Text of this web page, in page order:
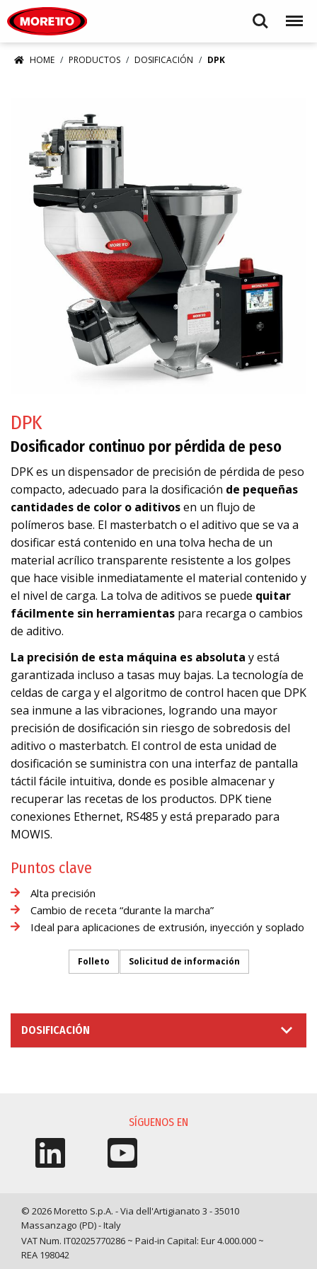
Search Menu
HOME PRODUCTOS DOSIFICACIÓN DPK
DPK
Dosificador continuo por pérdida de peso
DPK es un dispensador de precisión de pérdida de peso
compacto, adecuado para la dosificación de pequeñas
cantidades de color o aditivosen un flujo de
polímeros base. El masterbatch o el aditivo que se va a
dosificar está contenido en una tolva hecha de un
material acrílico transparente resistente a los golpes
que hace visible inmediatamente el material contenido y
el nivel de carga. La tolva de aditivos se puede quitar
fácilmente sin herramientas para recarga o cambios
de aditivo.
La precisión de esta máquina es absoluta y está
garantizada incluso a tasas muy bajas. La tecnología de
celdas de carga y el algoritmo de control hacen que DPK
sea inmune a las vibraciones, logrando una mayor
precisión de dosificación sin riesgo de sobredosis del
aditivo o masterbatch. El control de esta unidad de
dosificación se suministra con una interfaz de pantalla
táctil fácile intuitiva, donde es posible almacenar y
recuperar las recetas de los productos. DPK tiene
conexiones Ethernet, RS485 y está preparado para
MOWIS.
Puntos clave
Alta precisión
Cambio de receta “durante la marcha”
Ideal para aplicaciones de extrusión, inyección y soplado
Folleto Solicitud de información
DOSIFICACIÓN
SÍGUENOS EN
© 2026 Moretto S.p.A. - Via dell'Artigianato 3 - 35010
Massanzago (PD) - Italy
VAT Num. IT02025770286 ~ Paid-in Capital: Eur 4.000.000 ~
REA 198042